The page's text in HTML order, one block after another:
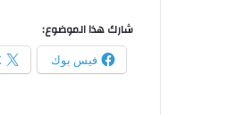
شارك هذا الموضوع:
فيس بوك